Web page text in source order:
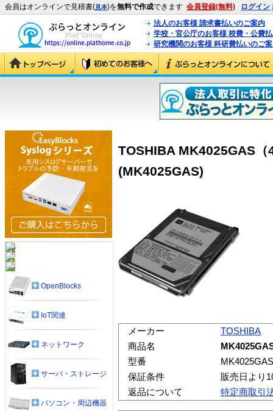
会員はオンラインで見積書(見本)を無料で作成できます 会員登録(無料) ログイン
法人のお客様 請求書払いのご案内
学校・官公庁のお客様 校費・公費
研究機関のお客様 科研費払いのご
TOSHIBA MK4025GAS
(MK4025GAS)
メーカー
TOSHIBA
商品名
型番
MK4025GAS
保証条件
販売日より
返品について
特定商取引
OpenBlocks
IoT関連
ネットワーク
サーバ・ストレージ
パソコン・周辺機器